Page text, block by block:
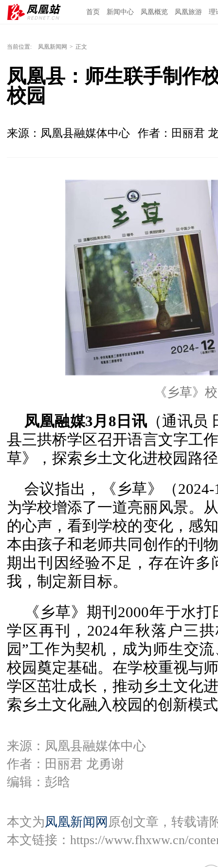
首页 新闻中心 凤凰概览 凤凰旅游 理
当前位置: 凤凰新闻网 > 正文
凤凰县：师生联手制作
校园
来源：凤凰县融媒体中心 作者：田丽君
《乡草》
凤凰融媒3月8日讯 （通讯
县三拱桥学区召开语言文字工
草》，探索乡土文化进校园路
会议指出，《乡草》（
为学校增添了一道亮丽风景。
的心声，看到学校的变化，感
本由孩子和老师共同创作的刊
期出刊因经验不足，存在许
我，制定新目标。
《乡草》期刊2000年于水
学区再刊，2024年秋落户三
园”工作为契机，成为师生交
校园奠定基础。在学校重视与
学区茁壮成长，推动乡土文化
索乡土文化融入校园的创新模
来源：凤凰县融媒体中心
作者：田丽君 龙勇谢
编辑：彭晗
本文为凤凰新闻网 原创文章，转载请
本文链接： https://www.fhxww.cn/